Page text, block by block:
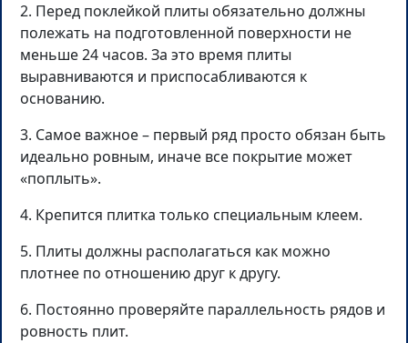
2. Перед поклейкой плиты обязательно должны
полежать на подготовленной поверхности не
меньше 24 часов. За это время плиты
выравниваются и приспосабливаются к
основанию.
3. Самое важное – первый ряд просто обязан быть
идеально ровным, иначе все покрытие может
«поплыть».
4. Крепится плитка только специальным клеем.
5. Плиты должны располагаться как можно
плотнее по отношению друг к другу.
6. Постоянно проверяйте параллельность рядов и
ровность плит.